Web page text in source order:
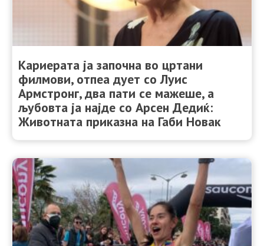
Кариерата ја започна во цртани
филмови, отпеа дует со Луис
Армстронг, два пати се мажеше, а
љубовта ја најде со Арсен Дедиќ:
Животната приказна на Габи Новак